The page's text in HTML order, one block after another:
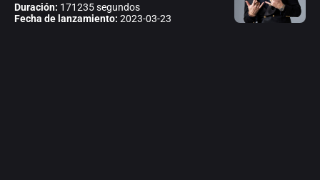
Duración: 171235 segundos
Fecha de lanzamiento: 2023-03-23